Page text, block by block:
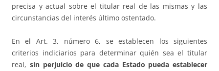
precisa y actual sobre el titular real de las mismas y las
circunstancias del interés último ostentado.
En el Art. 3, número 6, se establecen los siguientes
criterios indiciarios para determinar quién sea el titular
real, sin perjuicio de que cada Estado pueda establecer